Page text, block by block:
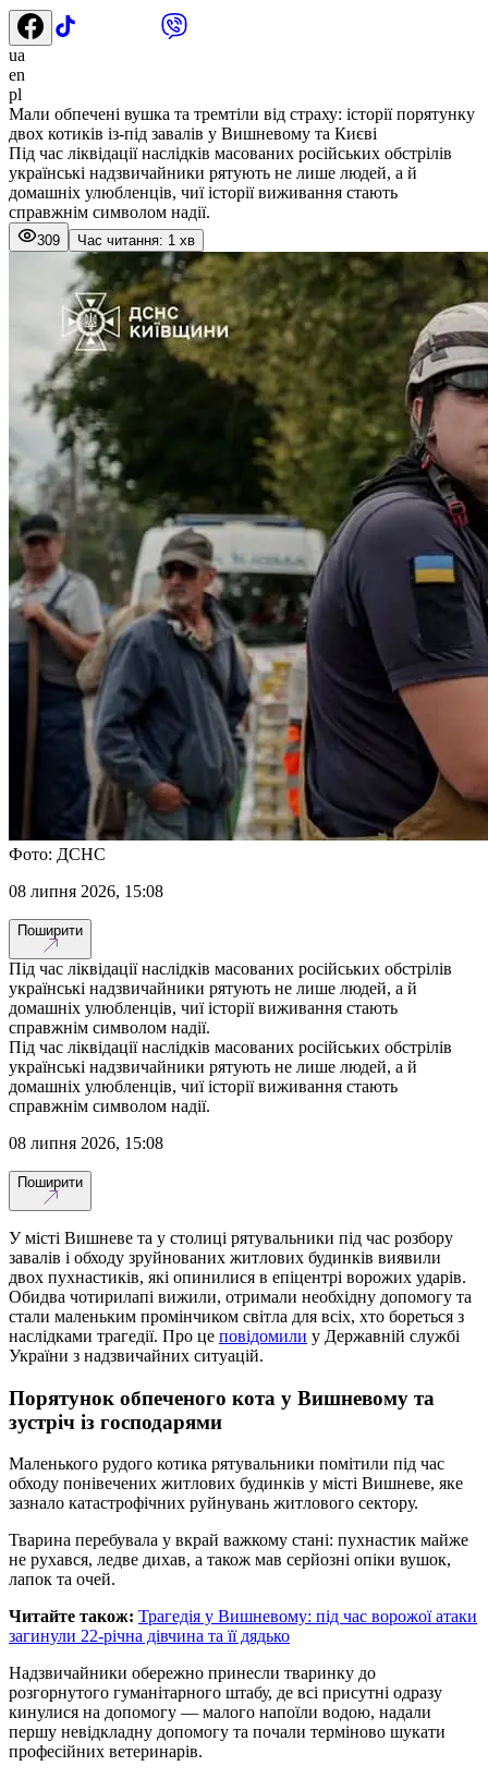
ua
en
pl
Мали обпечені вушка та тремтіли від страху: історії порятунку
двох котиків із-під завалів у Вишневому та Києві
Під час ліквідації наслідків масованих російських обстрілів
українські надзвичайники рятують не лише людей, а й
домашніх улюбленців, чиї історії виживання стають
справжнім символом надії.
309 Час читання: 1 хв
Фото: ДСНС
08 липня 2026, 15:08
Поширити
Під час ліквідації наслідків масованих російських обстрілів
українські надзвичайники рятують не лише людей, а й
домашніх улюбленців, чиї історії виживання стають
справжнім символом надії.
Під час ліквідації наслідків масованих російських обстрілів
українські надзвичайники рятують не лише людей, а й
домашніх улюбленців, чиї історії виживання стають
справжнім символом надії.
08 липня 2026, 15:08
Поширити
У місті Вишневе та у столиці рятувальники під час розбору
завалів і обходу зруйнованих житлових будинків виявили
двох пухнастиків, які опинилися в епіцентрі ворожих ударів.
Обидва чотирилапі вижили, отримали необхідну допомогу та
стали маленьким промінчиком світла для всіх, хто бореться з
наслідками трагедії. Про це повідомили у Державній службі
України з надзвичайних ситуацій.
Порятунок обпеченого кота у Вишневому та
зустріч із господарями
Маленького рудого котика рятувальники помітили під час
обходу понівечених житлових будинків у місті Вишневе, яке
зазнало катастрофічних руйнувань житлового сектору.
Тварина перебувала у вкрай важкому стані: пухнастик майже
не рухався, ледве дихав, а також мав серйозні опіки вушок,
лапок та очей.
Читайте також: Трагедія у Вишневому: під час ворожої атаки
загинули 22-річна дівчина та її дядько
Надзвичайники обережно принесли тваринку до
розгорнутого гуманітарного штабу, де всі присутні одразу
кинулися на допомогу — малого напоїли водою, надали
першу невідкладну допомогу та почали терміново шукати
професійних ветеринарів.